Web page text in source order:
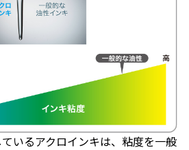
いるアクロインキは、粘度を一般